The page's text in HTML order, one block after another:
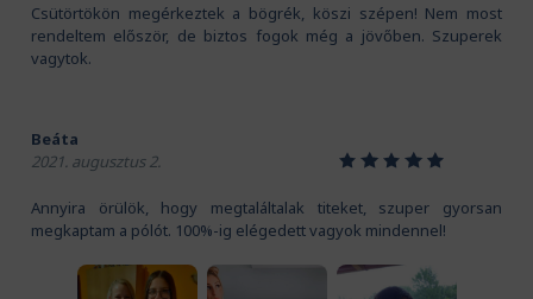
Csütörtökön megérkeztek a bögrék, köszi szépen! Nem most
rendeltem először, de biztos fogok még a jövőben. Szuperek
vagytok.
Beáta
2021. augusztus 2.
12345
Annyira örülök, hogy megtaláltalak titeket, szuper gyorsan
megkaptam a pólót. 100%-ig elégedett vagyok mindennel!